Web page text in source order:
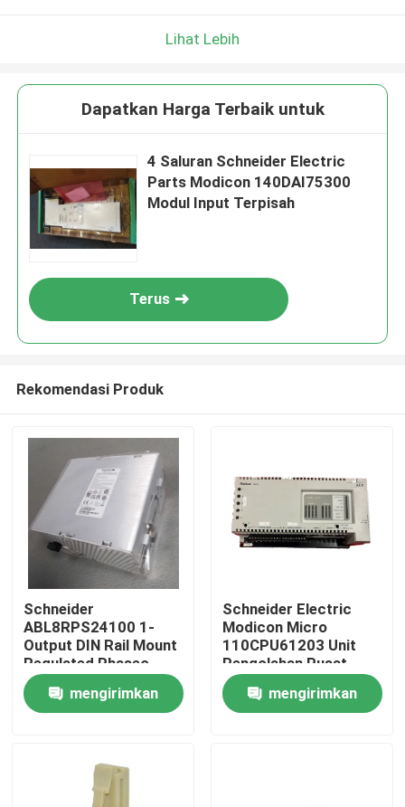
Rumah
Tentang kami
Lihat Lebih
Dapatkan Harga Terbaik untuk
4 Saluran Schneider Electric
Parts Modicon 140DAI75300
Modul Input Terpisah
Terus
Rekomendasi Produk
Schneider
ABL8RPS24100 1-
Output DIN Rail Mount
Regulated Phaseo
AC/DC Switch-Mode
Power Supply
mengirimkan
Schneider Electric
Modicon Micro
110CPU61203 Unit
Pengolahan Pusat
Modul CPU
mengirimkan